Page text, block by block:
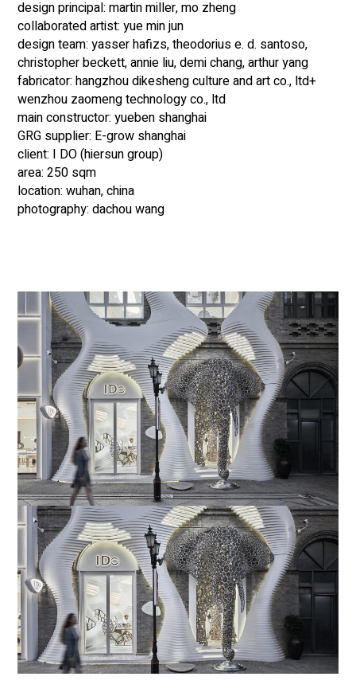
design principal: martin miller, mo zheng
collaborated artist: yue min jun
design team: yasser hafizs, theodorius e. d. santoso,
christopher beckett, annie liu, demi chang, arthur yang
fabricator: hangzhou dikesheng culture and art co., ltd+
wenzhou zaomeng technology co., ltd
main constructor: yueben shanghai
GRG supplier: E-grow shanghai
client: I DO (hiersun group)
area: 250 sqm
location: wuhan, china
photography: dachou wang